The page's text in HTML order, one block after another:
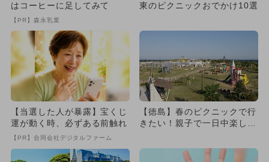
はコーヒーに足してみて
【PR】森永乳業
東のピクニックおでかけ10選
【当選した人が暴露】宝くじ
運が動く時、必ずある前触れ
【PR】合同会社デジタルファーム
【徳島】春のピクニックで行
きたい！親子で一日中楽しめ